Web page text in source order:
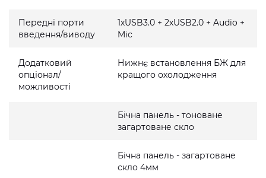
Передні порти
введення/виводу
1хUSB3.0 + 2хUSB2.0 + Audio +
Mic
Додатковий
опціонал/
можливості
Нижнє встановлення БЖ для
кращого охолодження
Бічна панель - тоноване
загартоване скло
Бічна панель - загартоване
скло 4мм